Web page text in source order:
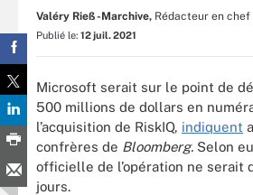
Valéry Rieß-Marchive, Rédacteur en chef
Publié le: 12 juil. 2021
Microsoft serait sur le point de
500 millions de dollars en
l’acquisition de RiskIQ, indiquent
confrères de Bloomberg. Selon
officielle de l’opération ne serait
jours.